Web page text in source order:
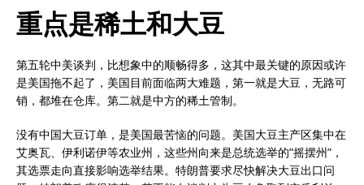
重点是稀土和大豆
第五轮中美谈判，比想象中的顺畅得多，这其中最关键的原因或许
是美国拖不起了，美国目前面临两大难题，第一就是大豆，无路可
销，都堆在仓库。第二就是中方的稀土管制。
没有中国大豆订单，是美国最苦恼的问题。美国大豆主产区集中在
艾奥瓦、伊利诺伊等农业州，这些州向来是总统选举的”摇摆州”，
其选票走向直接影响选举结果。特朗普要求尽快解决大豆出口问